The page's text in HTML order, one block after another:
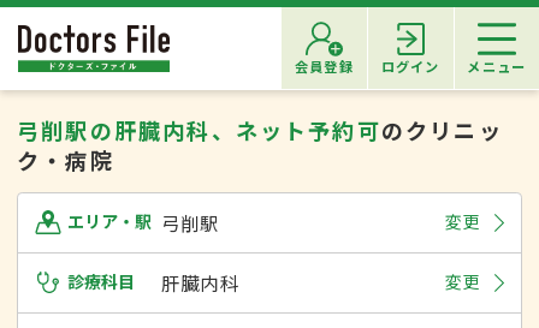
会員登録 ログイン メニュー
弓削駅の肝臓内科、ネット予約可のクリニッ
ク・病院
エリア・駅 弓削駅 変更
診療科目 肝臓内科 変更